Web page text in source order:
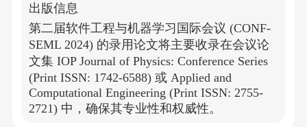
出版信息
第二届软件工程与机器学习国际会议 (CONF-
SEML 2024) 的录用论文将主要收录在会议论
文集 IOP Journal of Physics: Conference Series
(Print ISSN: 1742-6588) 或 Applied and
Computational Engineering (Print ISSN: 2755-
2721) 中，确保其专业性和权威性。